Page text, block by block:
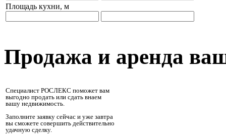
Площадь кухни, м
Продажа и аренда
Специалист РОСЛЕКС поможет вам
выгодно продать или сдать внаем
вашу недвижимость.
Заполните заявку сейчас и уже завтра
вы сможете совершить действительно
удачную сделку.